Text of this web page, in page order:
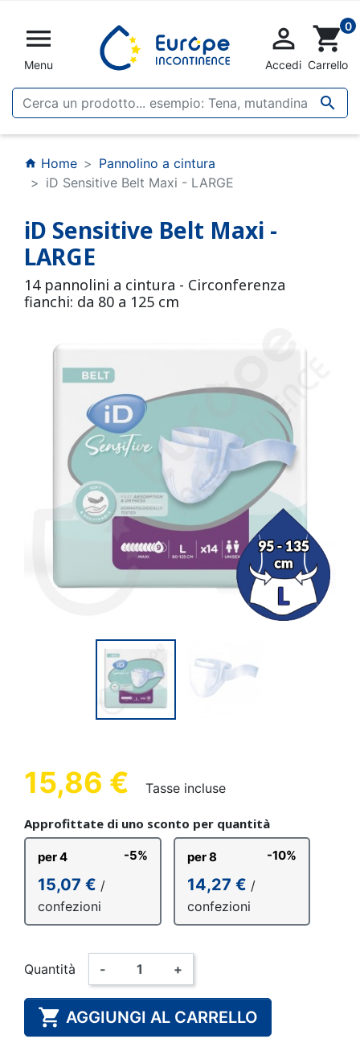

Menu


Accedi
shopping_cart0
Carrello
home Home
Pannolino a cintura
iD Sensitive Belt Maxi - LARGE
iD Sensitive Belt Maxi -
LARGE
14 pannolini a cintura - Circonferenza
fianchi: da 80 a 125 cm
15,86 € Tasse incluse
Approfittate di uno sconto per quantità
per 4 -5%
15,07 € /
confezioni
per 8 -10%
14,27 € /
confezioni
Quantità - +
 AGGIUNGI AL CARRELLO